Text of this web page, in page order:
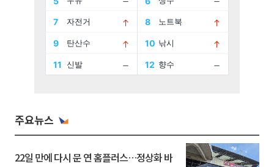
주요뉴스
22일 만에 다시 문 연 홈플러스…정상화 바